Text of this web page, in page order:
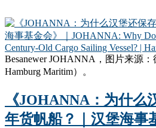
Besanewer JOHANNA，图片来源
Hamburg Maritim）。
《JOHANNA：为什么
年货帆船？｜汉堡海事